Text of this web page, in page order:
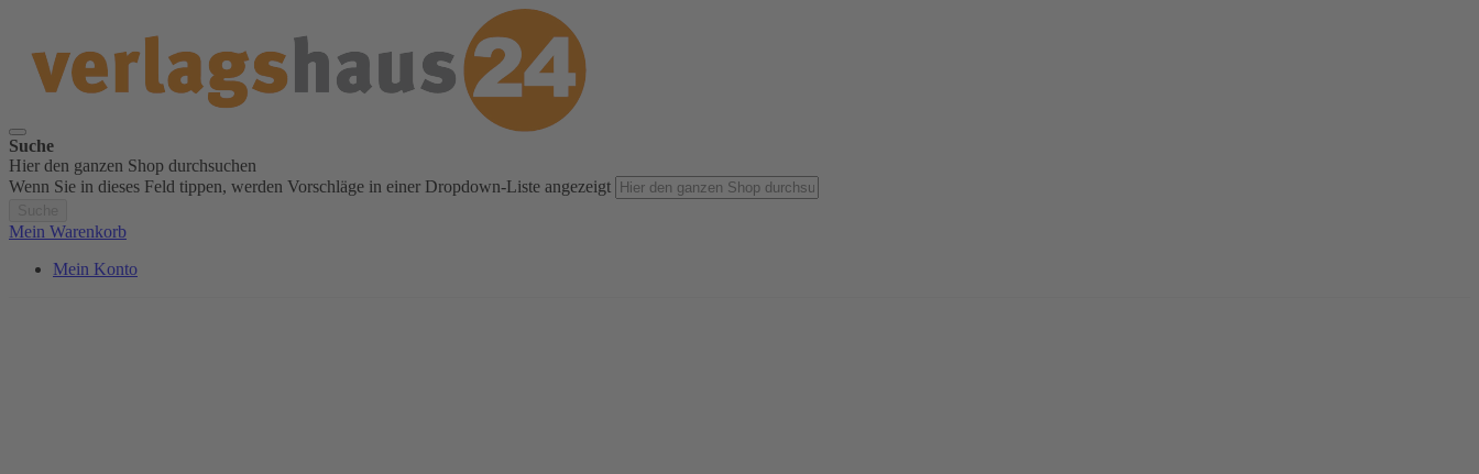
Suche
Hier den ganzen Shop durchsuchen
Wenn Sie in dieses Feld tippen, werden Vorschläge in einer Dropdown-Liste angezeigt
Mein Warenkorb
Mein Konto